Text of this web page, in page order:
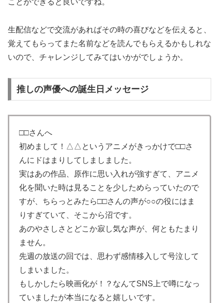
生配信などで交流があればその時の喜びなどを伝えると、
覚えてもらってまた名前などを読んでもらえるかもしれな
いので、チャレンジしてみてはいかがでしょうか。
推しの声優への誕生日メッセージ
□□さんへ
初めまして！△△というアニメがきっかけで□□さ
んにドはまりしてしましました。
実はあの作品、原作に思い入れが強すぎて、アニメ
化を聞いた時は見ることを少しためらっていたので
すが、ちらっとみたら□□さんの声が○○の役にはま
りすぎていて、そこから沼です。
あのやさしさとどこか寂し気な声が、何ともたまり
ません。
先週の放送の回では、思わず感情移入して号泣して
しまいました。
もしかしたら映画化が！？なんてSNS上で噂になっ
ていましたが本当になると嬉しいです。